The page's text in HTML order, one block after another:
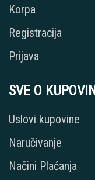
Korpa
Registracija
Prijava
SVE O KUPOVINI
Uslovi kupovine
Naručivanje
Načini Plaćanja